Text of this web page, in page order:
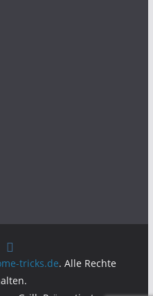
tricks.de. Alle Rechte